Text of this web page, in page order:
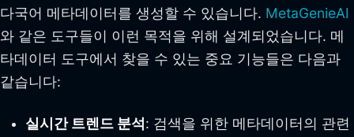
다국어 메타데이터를 생성할 수 있습니다. MetaGenieAI
와 같은 도구들이 이런 목적을 위해 설계되었습니다. 메
타데이터 도구에서 찾을 수 있는 중요 기능들은 다음과
같습니다:
실시간 트렌드 분석: 검색을 위한 메타데이터의 관련